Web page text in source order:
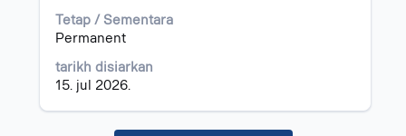
Tetap / Sementara
Permanent
tarikh disiarkan
15. jul 2026.
melihat
kandungan
bagi
maklumat
kerja.